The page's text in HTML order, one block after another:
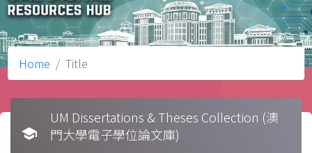
Home Title
school
UM Dissertations & Theses Collection (澳
門大學電子學位論文庫)